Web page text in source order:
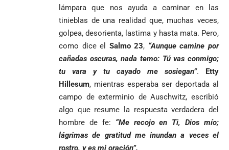
lámpara que nos ayuda a caminar en las
tinieblas de una realidad que, muchas veces,
golpea, desorienta, lastima y hasta mata. Pero,
como dice el Salmo 23, “Aunque camine por
cañadas oscuras, nada temo: Tú vas conmigo;
tu vara y tu cayado me sosiegan”. Etty
Hillesum, mientras esperaba ser deportada al
campo de exterminio de Auschwitz, escribió
algo que resume la respuesta verdadera del
hombre de fe: “Me recojo en Ti, Dios mío;
lágrimas de gratitud me inundan a veces el
rostro, y es mi oración”.